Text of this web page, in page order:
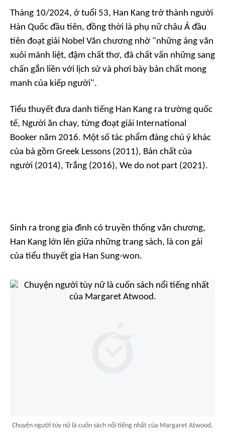
Tháng 10/2024, ở tuổi 53, Han Kang trở thành người
Hàn Quốc đầu tiên, đồng thời là phụ nữ châu Á đầu
tiên đoạt giải Nobel Văn chương nhờ "những áng văn
xuôi mãnh liệt, đậm chất thơ, đã chất vấn những sang
chấn gắn liền với lịch sử và phơi bày bản chất mong
manh của kiếp người".
Tiểu thuyết đưa danh tiếng Han Kang ra trường quốc
tế, Người ăn chay, từng đoạt giải International
Booker năm 2016. Một số tác phẩm đáng chú ý khác
của bà gồm Greek Lessons (2011), Bản chất của
người (2014), Trắng (2016), We do not part (2021).
Sinh ra trong gia đình có truyền thống văn chương,
Han Kang lớn lên giữa những trang sách, là con gái
của tiểu thuyết gia Han Sung-won.
Chuyện người tùy nữ là cuốn sách nổi tiếng nhất của Margaret Atwood.